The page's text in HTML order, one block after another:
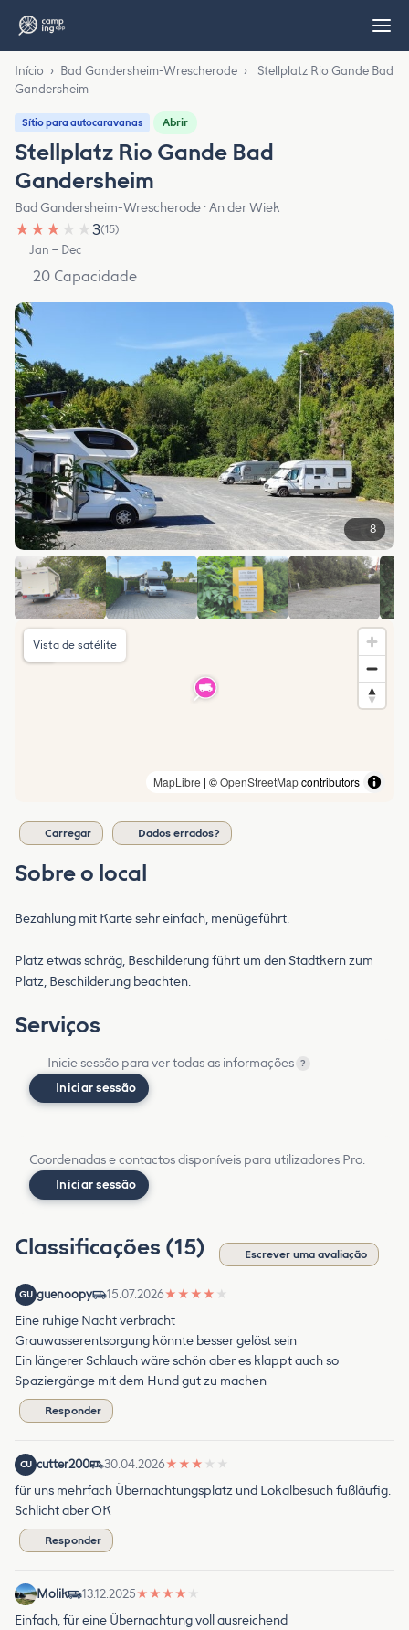
Início › Bad Gandersheim-Wrescherode ›
Stellplatz Rio Gande Bad
Gandersheim
Sítio para autocaravanas Abrir
Stellplatz Rio Gande Bad
Gandersheim
Bad Gandersheim-Wrescherode · An der Wiek
★ ★ ★ ★ ★3(15)
Jan – Dec
20 Capacidade
8
MapLibre | ©OpenStreetMapcontributors
Vista de satélite
Carregar Dados errados?
Sobre o local
Bezahlung mit Karte sehr einfach, menügeführt.
Platz etwas schräg, Beschilderung führt um den Stadtkern zum
Platz, Beschilderung beachten.
Serviços
Inicie sessão para ver todas as informações ?
Iniciar sessão
Coordenadas e contactos disponíveis para utilizadores Pro.
Iniciar sessão
Classificações (15) Escrever uma avaliação
GU guenoopy 15.07.2026★ ★ ★ ★ ★
Eine ruhige Nacht verbracht
Grauwasserentsorgung könnte besser gelöst sein
Ein längerer Schlauch wäre schön aber es klappt auch so
Spaziergänge mit dem Hund gut zu machen
Responder
CU cutter200 30.04.2026★ ★ ★ ★ ★
für uns mehrfach Übernachtungsplatz und Lokalbesuch fußläufig.
Schlicht aber OK
Responder
Molik 13.12.2025★ ★ ★ ★ ★
Einfach, für eine Übernachtung voll ausreichend